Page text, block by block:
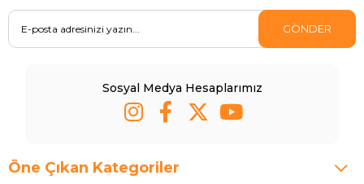
GÖNDER
Sosyal Medya Hesaplarımız
Öne Çıkan Kategoriler